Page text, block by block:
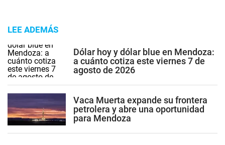
LEE ADEMÁS
Dólar hoy y dólar blue en Mendoza:
a cuánto cotiza este viernes 7 de
agosto de 2026
Vaca Muerta expande su frontera
petrolera y abre una oportunidad
para Mendoza